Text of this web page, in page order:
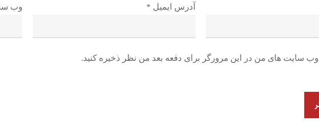
آدرس ایمیل * وب
وب سایت های من در این مرورگر برای دفعه بعد من نظر ذخیره کنید.